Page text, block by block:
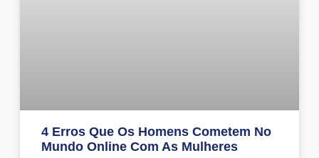
4 Erros Que Os Homens Cometem No
Mundo Online Com As Mulheres